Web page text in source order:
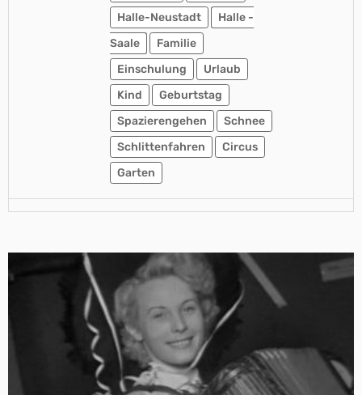
Halle-Neustadt
Halle -
Saale
Familie
Einschulung
Urlaub
Kind
Geburtstag
Spazierengehen
Schnee
Schlittenfahren
Circus
Garten